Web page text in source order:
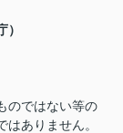
のではない等の
ありません。